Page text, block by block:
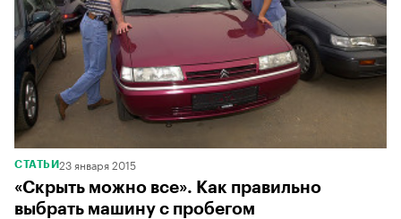
СТАТЬИ23 января 2015
«Скрыть можно все». Как правильно
выбрать машину с пробегом